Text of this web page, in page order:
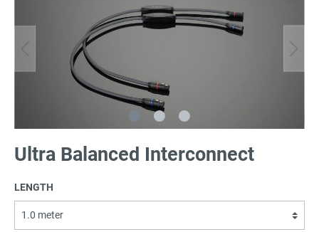
Ultra Balanced Interconnect
LENGTH